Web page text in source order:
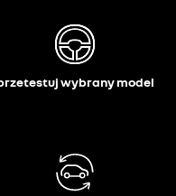
wybrany model